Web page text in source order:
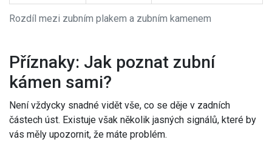
Rozdíl mezi zubním plakem a zubním kamenem
Příznaky: Jak poznat zubní
kámen sami?
Není vždycky snadné vidět vše, co se děje v zadních
částech úst. Existuje však několik jasných signálů, které by
vás měly upozornit, že máte problém.